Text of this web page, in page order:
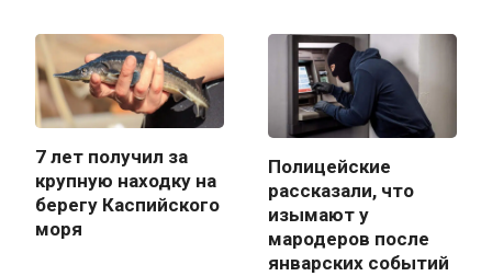
7 лет получил за
крупную находку на
берегу Каспийского
моря
Полицейские
рассказали, что
изымают у
мародеров после
январских событий